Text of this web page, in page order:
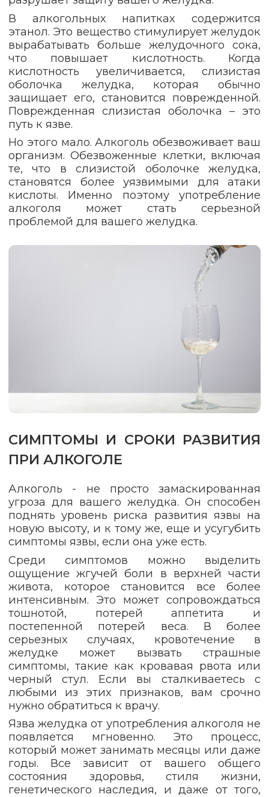
В алкогольных напитках содержится
этанол. Это вещество стимулирует желудок
вырабатывать больше желудочного сока,
что повышает кислотность. Когда
кислотность увеличивается, слизистая
оболочка желудка, которая обычно
защищает его, становится поврежденной.
Поврежденная слизистая оболочка – это
путь к язве.
Но этого мало. Алкоголь обезвоживает ваш
организм. Обезвоженные клетки, включая
те, что в слизистой оболочке желудка,
становятся более уязвимыми для атаки
кислоты. Именно поэтому употребление
алкоголя может стать серьезной
проблемой для вашего желудка.
СИМПТОМЫ И СРОКИ РАЗВИТИЯ
ПРИ АЛКОГОЛЕ
Алкоголь - не просто замаскированная
угроза для вашего желудка. Он способен
поднять уровень риска развития язвы на
новую высоту, и к тому же, еще и усугубить
симптомы язвы, если она уже есть.
Среди симптомов можно выделить
ощущение жгучей боли в верхней части
живота, которое становится все более
интенсивным. Это может сопровождаться
тошнотой, потерей аппетита и
постепенной потерей веса. В более
серьезных случаях, кровотечение в
желудке может вызвать страшные
симптомы, такие как кровавая рвота или
черный стул. Если вы сталкиваетесь с
любыми из этих признаков, вам срочно
нужно обратиться к врачу.
Язва желудка от употребления алкоголя не
появляется мгновенно. Это процесс,
который может занимать месяцы или даже
годы. Все зависит от вашего общего
состояния здоровья, стиля жизни,
генетического наследия, и даже от того,